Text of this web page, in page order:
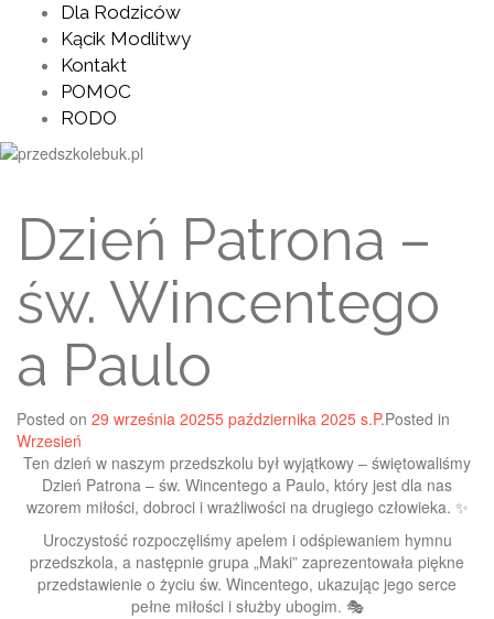
Dla Rodziców
Kącik Modlitwy
Kontakt
POMOC
RODO
Dzień Patrona –
św. Wincentego
a Paulo
Posted on 29 września 20255 października 2025 s.P.Posted in
Wrzesień
Ten dzień w naszym przedszkolu był wyjątkowy – świętowaliśmy
Dzień Patrona – św. Wincentego a Paulo, który jest dla nas
wzorem miłości, dobroci i wrażliwości na drugiego człowieka. ✨
Uroczystość rozpoczęliśmy apelem i odśpiewaniem hymnu
przedszkola, a następnie grupa „Maki” zaprezentowała piękne
przedstawienie o życiu św. Wincentego, ukazując jego serce
pełne miłości i służby ubogim. 🎭